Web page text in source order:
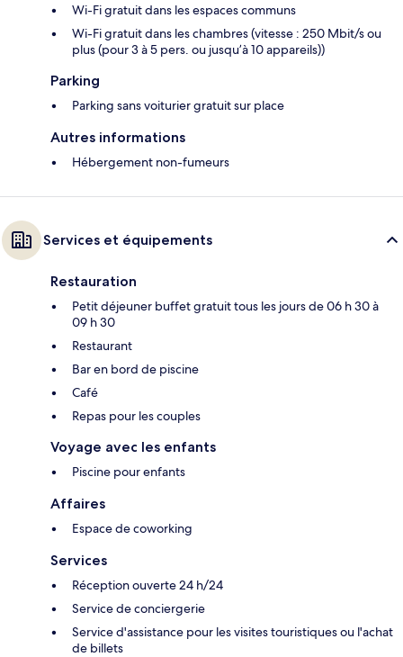
Wi-Fi gratuit dans les espaces communs
Wi-Fi gratuit dans les chambres (vitesse : 250 Mbit/s ou
plus (pour 3 à 5 pers. ou jusqu’à 10 appareils))
Parking
Parking sans voiturier gratuit sur place
Autres informations
Hébergement non-fumeurs
Services et équipements
Restauration
Petit déjeuner buffet gratuit tous les jours de 06 h 30 à
09 h 30
Restaurant
Bar en bord de piscine
Café
Repas pour les couples
Voyage avec les enfants
Piscine pour enfants
Affaires
Espace de coworking
Services
Réception ouverte 24 h/24
Service de conciergerie
Service d'assistance pour les visites touristiques ou l'achat
de billets